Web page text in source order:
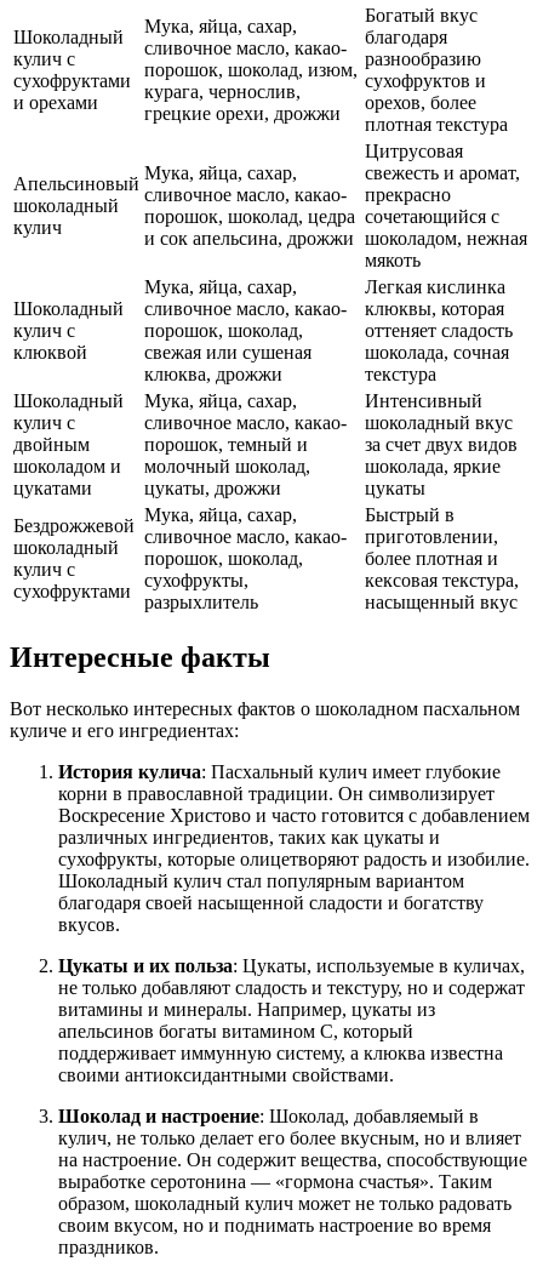
Шоколадный
кулич с
сухофруктами
и орехами
Мука, яйца, сахар,
сливочное масло, какао-
порошок, шоколад, изюм,
курага, чернослив,
грецкие орехи, дрожжи
Богатый вкус
благодаря
разнообразию
сухофруктов и
орехов, более
плотная текстура
Апельсиновый
шоколадный
кулич
Мука, яйца, сахар,
сливочное масло, какао-
порошок, шоколад, цедра
и сок апельсина, дрожжи
Цитрусовая
свежесть и аромат,
прекрасно
сочетающийся с
шоколадом, нежная
мякоть
Шоколадный
кулич с
клюквой
Мука, яйца, сахар,
сливочное масло, какао-
порошок, шоколад,
свежая или сушеная
клюква, дрожжи
Легкая кислинка
клюквы, которая
оттеняет сладость
шоколада, сочная
текстура
Шоколадный
кулич с
двойным
шоколадом и
цукатами
Мука, яйца, сахар,
сливочное масло, какао-
порошок, темный и
молочный шоколад,
цукаты, дрожжи
Интенсивный
шоколадный вкус
за счет двух видов
шоколада, яркие
цукаты
Бездрожжевой
шоколадный
кулич с
сухофруктами
Мука, яйца, сахар,
сливочное масло, какао-
порошок, шоколад,
сухофрукты,
разрыхлитель
Быстрый в
приготовлении,
более плотная и
кексовая текстура,
насыщенный вкус
Интересные факты
Вот несколько интересных фактов о шоколадном пасхальном
куличе и его ингредиентах:
История кулича: Пасхальный кулич имеет глубокие
корни в православной традиции. Он символизирует
Воскресение Христово и часто готовится с добавлением
различных ингредиентов, таких как цукаты и
сухофрукты, которые олицетворяют радость и изобилие.
Шоколадный кулич стал популярным вариантом
благодаря своей насыщенной сладости и богатству
вкусов.
Цукаты и их польза: Цукаты, используемые в куличах,
не только добавляют сладость и текстуру, но и содержат
витамины и минералы. Например, цукаты из
апельсинов богаты витамином C, который
поддерживает иммунную систему, а клюква известна
своими антиоксидантными свойствами.
Шоколад и настроение: Шоколад, добавляемый в
кулич, не только делает его более вкусным, но и влияет
на настроение. Он содержит вещества, способствующие
выработке серотонина — «гормона счастья». Таким
образом, шоколадный кулич может не только радовать
своим вкусом, но и поднимать настроение во время
праздников.